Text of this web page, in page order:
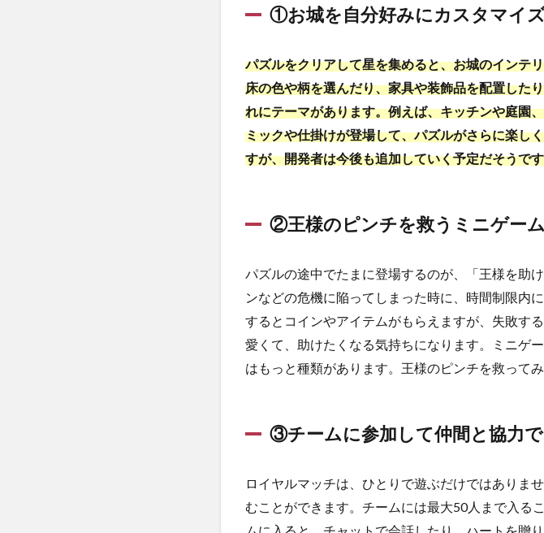
3.2
②ブ
ター
やア
イテ
ムを
使っ
ズル
う！
する
なら
どこ
にす
る？
4.1
にな
って
を受
う！
①お城を自分好みにカスタマイズ
パズルをクリアして星を集めると、お城のインテ
床の色や柄を選んだり、家具や装飾品を配置した
れにテーマがあります。例えば、キッチンや庭園
ミックや仕掛けが登場して、パズルがさらに楽し
すが、開発者は今後も追加していく予定だそうで
②王様のピンチを救うミニゲーム
パズルの途中でたまに登場するのが、「王様を助
ンなどの危機に陥ってしまった時に、時間制限内
するとコインやアイテムがもらえますが、失敗す
愛くて、助けたくなる気持ちになります。ミニゲ
はもっと種類があります。王様のピンチを救ってみ
③チームに参加して仲間と協力で
ロイヤルマッチは、ひとりで遊ぶだけではありま
むことができます。チームには最大50人まで入る